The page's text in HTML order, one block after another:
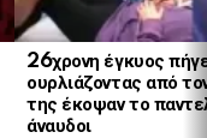
26χρονη έγκυος
ουρλιάζοντας από
της έκοψαν το
άναυδοι